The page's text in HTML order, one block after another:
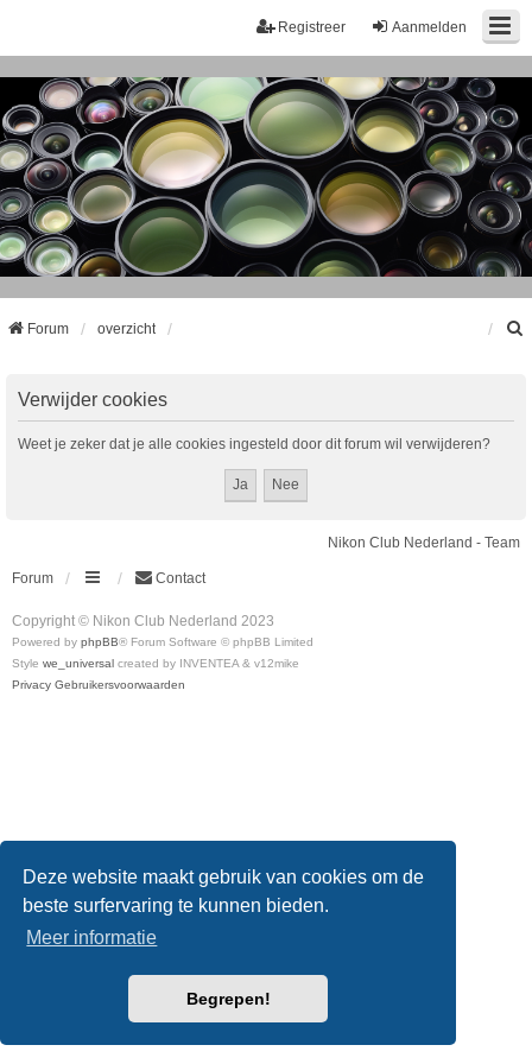
Deze website maakt gebruik van cookies om de
beste surfervaring te kunnen bieden.
Meer informatie
Begrepen!
Aanmelden
Registreer
Forum overzicht
Verwijder cookies
Weet je zeker dat je alle cookies ingesteld door dit forum wil verwijderen?
Nikon Club Nederland - Team
Forum Contact
Copyright © Nikon Club Nederland 2023
Powered by phpBB® Forum Software © phpBB Limited
Style we_universal created by INVENTEA & v12mike
Privacy Gebruikersvoorwaarden